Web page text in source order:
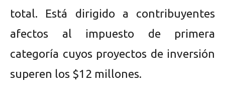
total. Está dirigido a contribuyentes
afectos al impuesto de primera
categoría cuyos proyectos de inversión
superen los $12 millones.